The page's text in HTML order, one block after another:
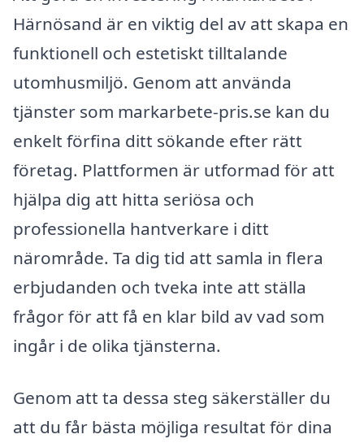
Härnösand är en viktig del av att skapa en
funktionell och estetiskt tilltalande
utomhusmiljö. Genom att använda
tjänster som markarbete-pris.se kan du
enkelt förfina ditt sökande efter rätt
företag. Plattformen är utformad för att
hjälpa dig att hitta seriösa och
professionella hantverkare i ditt
närområde. Ta dig tid att samla in flera
erbjudanden och tveka inte att ställa
frågor för att få en klar bild av vad som
ingår i de olika tjänsterna.
Genom att ta dessa steg säkerställer du
att du får bästa möjliga resultat för dina